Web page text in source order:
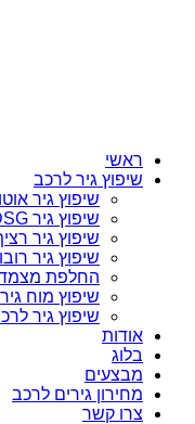
ראשי
שיפוץ גיר לרכב
שיפוץ גיר
שיפוץ גיר DSG כפול מצמדים
שיפוץ גיר
שיפוץ גיר
החלפת מצמד
שיפוץ מוח גיר
שיפוץ גיר
אודות
בלוג
מבצעים
מחירון גירים לרכב
צרו קשר